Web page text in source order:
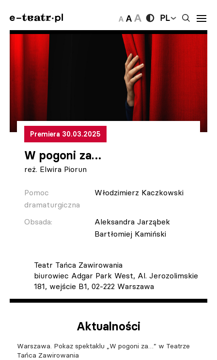
PL
Premiera 30.03.2025
W pogoni za…
reż. Elwira Piorun
Pomoc
dramaturgiczna
Włodzimierz Kaczkowski
Obsada:
Aleksandra Jarząbek
Bartłomiej Kamiński
Teatr Tańca Zawirowania
biurowiec Adgar Park West, Al. Jerozolimskie
181, wejście B1, 02-222 Warszawa
Aktualności
Warszawa. Pokaz spektaklu „W pogoni za…” w Teatrze
Tańca Zawirowania